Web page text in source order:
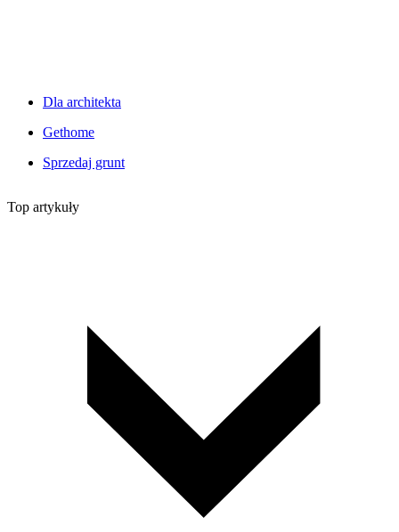
Dla architekta
Gethome
Sprzedaj grunt
Top artykuły